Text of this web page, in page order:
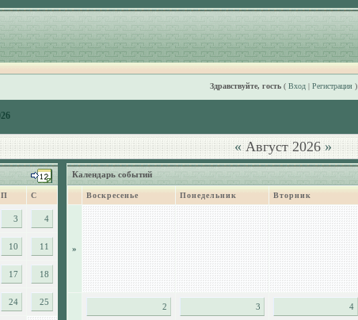
Здравствуйте, гость( Вход| Регистрация)
«Август 2026»
П С
3 4
10 11
17 18
24 25
Календарь событий
Воскресенье Понедельник Вторник
»
2
3
4